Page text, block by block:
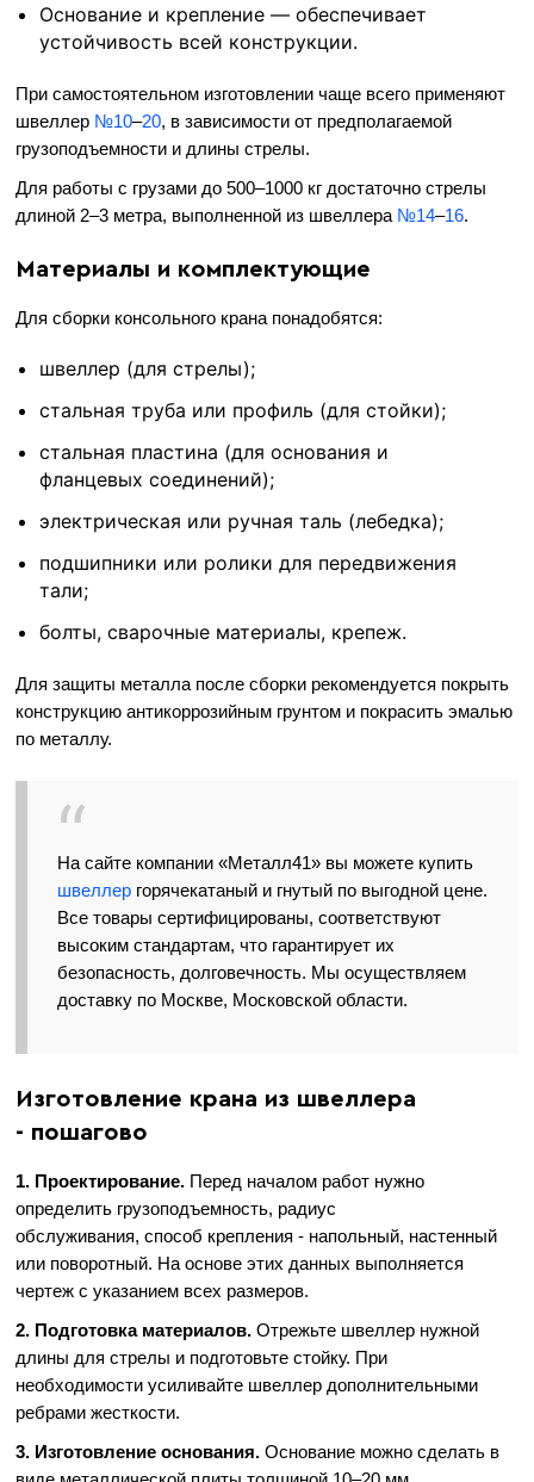
Основание и крепление — обеспечивает
устойчивость всей конструкции.
При самостоятельном изготовлении чаще всего применяют
швеллер №10–20, в зависимости от предполагаемой
грузоподъемности и длины стрелы.
Для работы с грузами до 500–1000 кг достаточно стрелы
длиной 2–3 метра, выполненной из швеллера №14–16.
Материалы и комплектующие
Для сборки консольного крана понадобятся:
швеллер (для стрелы);
стальная труба или профиль (для стойки);
стальная пластина (для основания и
фланцевых соединений);
электрическая или ручная таль (лебедка);
подшипники или ролики для передвижения
тали;
болты, сварочные материалы, крепеж.
Для защиты металла после сборки рекомендуется покрыть
конструкцию антикоррозийным грунтом и покрасить эмалью
по металлу.
На сайте компании «Металл41» вы можете купить
швеллер горячекатаный и гнутый по выгодной цене.
Все товары сертифицированы, соответствуют
высоким стандартам, что гарантирует их
безопасность, долговечность. Мы осуществляем
доставку по Москве, Московской области.
Изготовление крана из швеллера
- пошагово
1. Проектирование. Перед началом работ нужно
определить грузоподъемность, радиус
обслуживания, способ крепления - напольный, настенный
или поворотный. На основе этих данных выполняется
чертеж с указанием всех размеров.
2. Подготовка материалов.Отрежьте швеллер нужной
длины для стрелы и подготовьте стойку. При
необходимости усиливайте швеллер дополнительными
ребрами жесткости.
3. Изготовление основания.Основание можно сделать в